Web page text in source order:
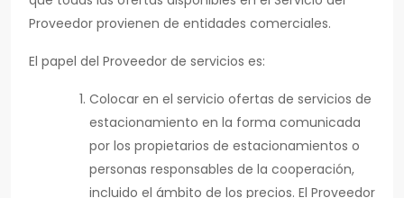
Proveedor provienen de entidades comerciales.
El papel del Proveedor de servicios es:
Colocar en el servicio ofertas de servicios de
estacionamiento en la forma comunicada
por los propietarios de estacionamientos o
personas responsables de la cooperación,
incluido el ámbito de los precios. El Proveedor